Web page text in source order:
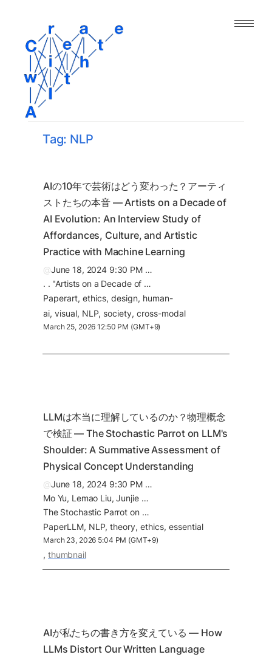
Tag: NLP
AIの10年で芸術はどう変わった？アーティ
ストたちの本音 — Artists on a Decade of
AI Evolution: An Interview Study of
Affordances, Culture, and Artistic
Practice with Machine Learning
@June 18, 2024 9:30 PM (GMT+2)
. . "Artists on a Decade of AI Evolution: An Interview Study of Affordances, Culture, and Artistic Practice with Machine Learning."
Paperart ethics design human-
ai visual NLP society cross-modal
March 25, 2026 12:50 PM (GMT+9)
LLMは本当に理解しているのか？物理概念
で検証 — The Stochastic Parrot on LLM's
Shoulder: A Summative Assessment of
Physical Concept Understanding
@June 18, 2024 9:30 PM (GMT+2)
Mo Yu, Lemao Liu, Junjie Wu, Tsz Ting Chung, Shunchi Zhang, Jiangnan Li, Dit-Yan Yeung, Jie Zhou
The Stochastic Parrot on LLM's Shoulder: A Summative Assessment of Physical Concept Understanding
PaperLLM NLP theory ethics essential
March 23, 2026 5:04 PM (GMT+9)
thumbnail
AIが私たちの書き方を変えている — How
LLMs Distort Our Written Language